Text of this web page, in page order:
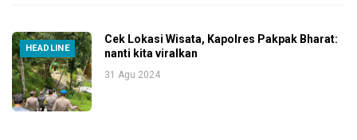
HEADLINE
Cek Lokasi Wisata, Kapolres Pakpak Bharat:
nanti kita viralkan
31 Agu 2024